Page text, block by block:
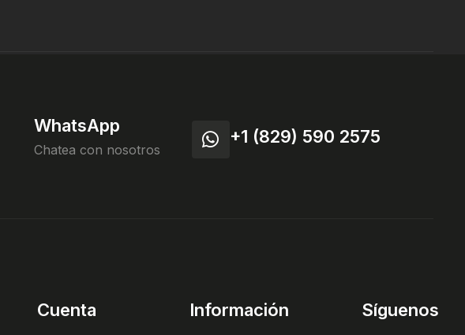
WhatsApp
Chatea con nosotros
+1 (829) 590 2575
Cuenta Información Síguenos